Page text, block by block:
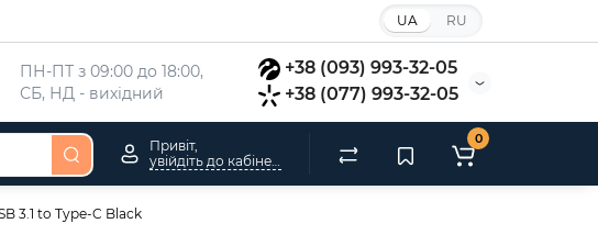
UA RU
ПН-ПТ з 09:00 до 18:00,
СБ, НД - вихідний
+38 (093) 993-32-05
+38 (077) 993-32-05
Привіт,
0
3.1 to Type-C Black